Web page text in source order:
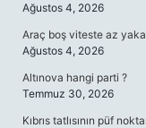
Ağustos 4, 2026
Araç boş viteste az
Ağustos 4, 2026
Altınova hangi parti ?
Temmuz 30, 2026
Kıbrıs tatlısının püf